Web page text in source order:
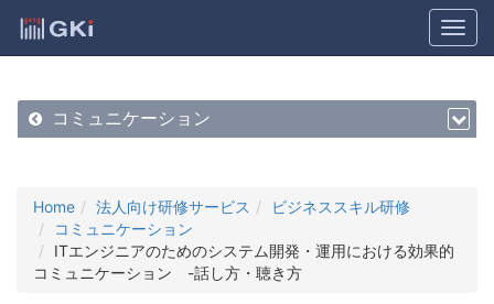
コミュニケーション
Home 法人向け研修サービス
ビジネススキル研修
コミュニケーション
ITエンジニアのためのシステム開発・運用における効果的
コミュニケーション -話し方・聴き方